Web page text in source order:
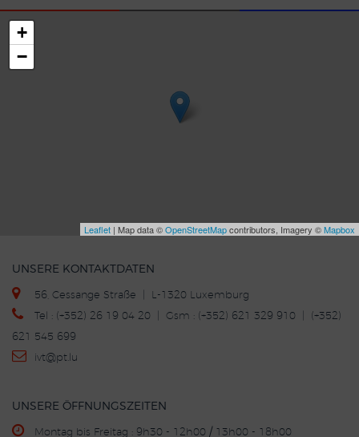
+
−
Leaflet | Map data ©OpenStreetMapcontributors, Imagery ©Mapbox
UNSERE KONTAKTDATEN
56, Cessange Straße | L-1320 Luxemburg
Tel : (+352) 26 19 04 20 | Gsm : (+352) 621 329 910 | (+352)
621 545 699
ivt@pt.lu
UNSERE ÖFFNUNGSZEITEN
Montag bis Freitag : 9h30 - 12h00 / 13h00 - 18h00